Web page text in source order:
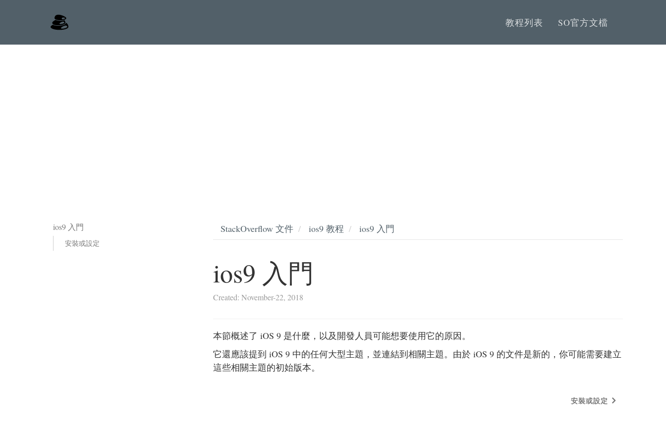
教程列表 SO官方文檔
ios9 入門
安裝或設定
StackOverflow 文件 ios9 教程 ios9 入門
ios9 入門
Created: November-22, 2018
本節概述了 iOS 9 是什麼，以及開發人員可能想要使用它的原因。
它還應該提到 iOS 9 中的任何大型主題，並連結到相關主題。由於 iOS 9 的文件是新的，你可能需要建立
這些相關主題的初始版本。
安裝或設定